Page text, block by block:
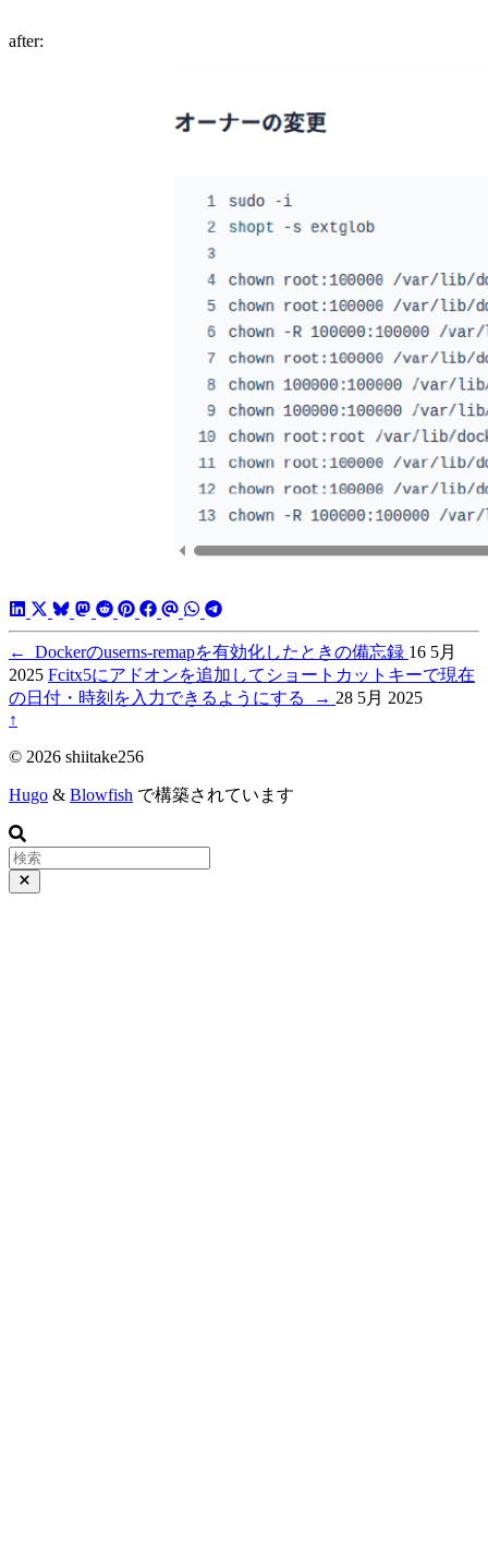
after:
← Dockerのuserns-remapを有効化したときの備忘録 16 5月
2025 Fcitx5にアドオンを追加してショートカットキーで現在
の日付・時刻を入力できるようにする
→ 28 5月 2025
↑
© 2026 shiitake256
Hugo & Blowfish で構築されています